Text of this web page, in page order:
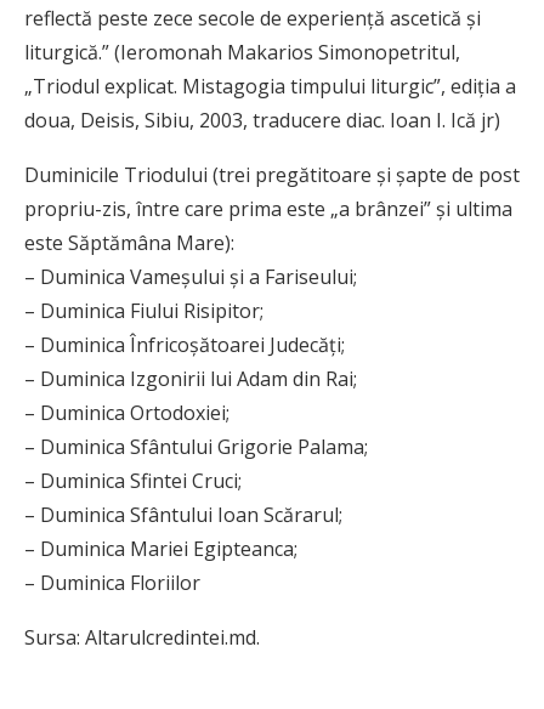
reflectă peste zece secole de experienţă ascetică şi
liturgică.” (Ieromonah Makarios Simonopetritul,
„Triodul explicat. Mistagogia timpului liturgic”, ediţia a
doua, Deisis, Sibiu, 2003, traducere diac. Ioan I. Ică jr)
Duminicile Triodului (trei pregătitoare şi şapte de post
propriu-zis, între care prima este „a brânzei” şi ultima
este Săptămâna Mare):
– Duminica Vameşului şi a Fariseului;
– Duminica Fiului Risipitor;
– Duminica Înfricoşătoarei Judecăţi;
– Duminica Izgonirii lui Adam din Rai;
– Duminica Ortodoxiei;
– Duminica Sfântului Grigorie Palama;
– Duminica Sfintei Cruci;
– Duminica Sfântului Ioan Scărarul;
– Duminica Mariei Egipteanca;
– Duminica Floriilor
Sursa: Altarulcredintei.md.